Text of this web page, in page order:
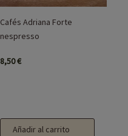
Cafés Adriana Forte
nespresso
8,50€
Añadir al carrito